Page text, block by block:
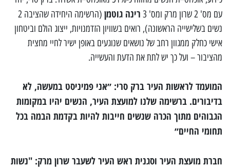
עם מס' 2 שרון מרק ומס' 3
רינה גוטמן
(הרשימה היחידה שהציבה 2
נשים בשלישייה הראשונה), רואים בשוויון הזדמנויות, ייצוג הולם וביטחון
אישי כחלק ממגוון רחב של נושאים שנוגעים באופן ישיר לחיי מחצית
מהציבור – ועל כך יש לתת את הדעת והעשייה.
המועמד לראשות העיר ברק סרי: ״אני פמיניסט במעשה, לא
בדיבורים. ברשימה שלנו למועצת העיר, הנשים יהיו במקומות
הגבוהים מתוך הכרה שנשים חייבות להיות בקדמת הבמה בכל
תחומי החיים״
חברת מועצת העיר וסגנית ראש העיר לשעבר שרון מרק: "נשות